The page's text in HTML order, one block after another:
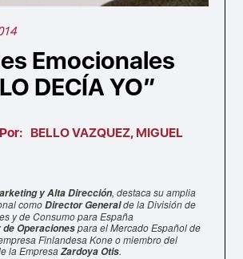
Emocionales
DECÍA YO”
Por: BELLO VAZQUEZ, MIGUEL
y Alta Dirección, destaca su amplia
comoDirector Generalde la División de
y de Consumo para España
Operacionespara el Mercado Español de
Finlandesa Kone o miembro del
la EmpresaZardoya Otis.